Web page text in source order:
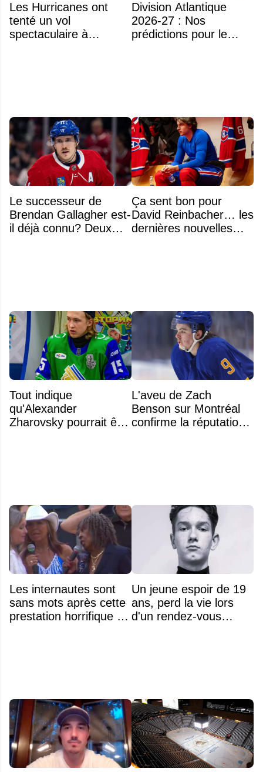
Les Hurricanes ont
tenté un vol
spectaculaire à
Division Atlantique
2026-27 : Nos
prédictions pour le
Le successeur de
Brendan Gallagher est-
il déjà connu? Deux
Ça sent bon pour
David Reinbacher… les
dernières nouvelles
Tout indique
qu'Alexander
Zharovsky pourrait être
L'aveu de Zach
Benson sur Montréal
confirme la réputation
Les internautes sont
sans mots après cette
prestation horrifique de
Un jeune espoir de 19
ans, perd la vie lors
d'un rendez-vous